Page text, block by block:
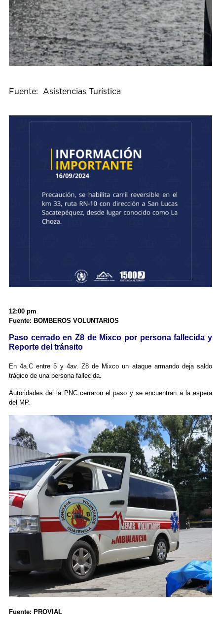
Fuente: Asistencias Turística
12:00 pm
Fuente: BOMBEROS VOLUNTARIOS
Paso cerrado en Z8 de Mixco por persona fallecida y
Reporte del tránsito
En 4a.C entre 5 y 4av. Z8 de Mixco un ataque armando deja saldo
trágico de una persona fallecida.
Autoridades del la PNC cerraron el paso y se encuentran a la espera
del MP.
Fuente: PROVIAL